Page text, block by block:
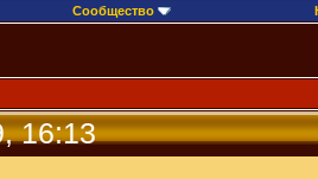
Сообщество
16:13